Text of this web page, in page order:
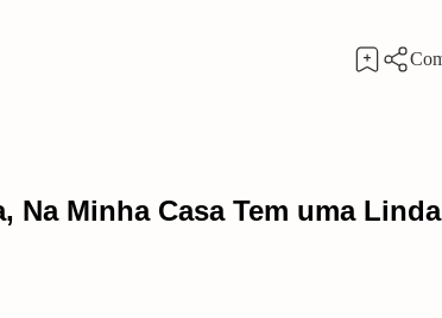
Na Minha Casa Tem uma Linda